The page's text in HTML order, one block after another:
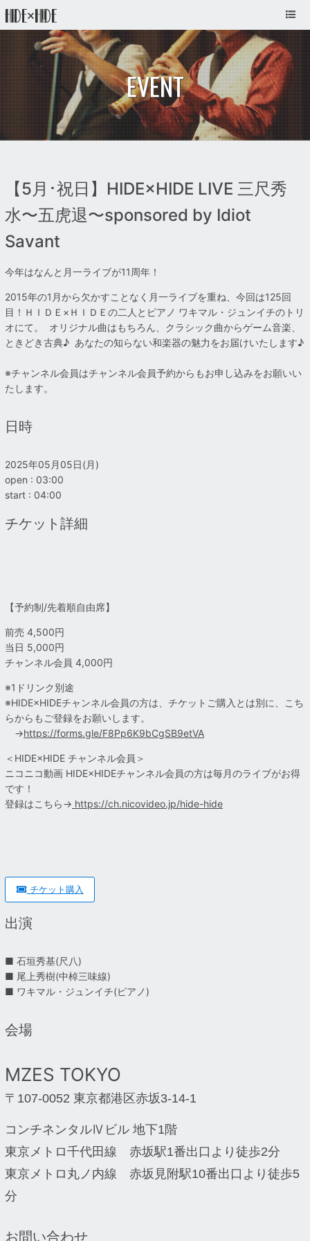
EVENT
【5月･祝日】HIDE×HIDE LIVE 三尺秀
水〜五虎退〜sponsored by Idiot
Savant
今年はなんと月一ライブが11周年！
2015年の1月から欠かすことなく月一ライブを重ね、今回は125回
目！ＨＩＤＥ×ＨＩＤＥの二人とピアノ ワキマル・ジュンイチのトリ
オにて。 オリジナル曲はもちろん、クラシック曲からゲーム音楽、
ときどき古典♪ あなたの知らない和楽器の魅力をお届けいたします♪
※チャンネル会員はチャンネル会員予約からもお申し込みをお願いい
たします。
日時
2025年05月05日(月)
open : 03:00
start : 04:00
チケット詳細
【予約制/先着順自由席】
前売 4,500円
当日 5,000円
チャンネル会員 4,000円
※1ドリンク別途
※HIDE×HIDEチャンネル会員の方は、チケットご購入とは別に、こち
らからもご登録をお願いします。
→https://forms.gle/F8Pp6K9bCgSB9etVA
＜HIDE×HIDE チャンネル会員＞
ニコニコ動画 HIDE×HIDEチャンネル会員の方は毎月のライブがお得
です！
登録はこちら→ https://ch.nicovideo.jp/hide-hide
チケット購入
出演
■ 石垣秀基(尺八)
■ 尾上秀樹(中棹三味線)
■ ワキマル・ジュンイチ(ピアノ)
会場
MZES TOKYO
〒107-0052 東京都港区赤坂3-14-1
コンチネンタルⅣビル 地下1階
東京メトロ千代田線 赤坂駅1番出口より徒歩2分
東京メトロ丸ノ内線 赤坂見附駅10番出口より徒歩5
分
お問い合わせ